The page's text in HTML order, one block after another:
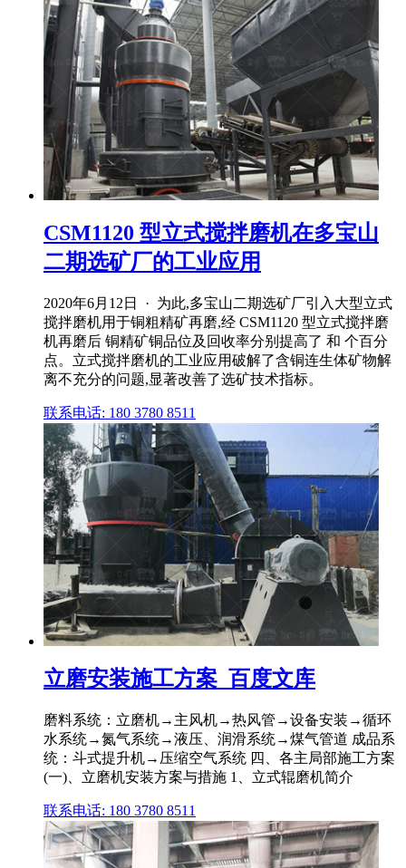
CSM1120 型立式搅拌磨机在多宝山
二期选矿厂的工业应用
2020年6月12日 · 为此,多宝山二期选矿厂引入大型立式
搅拌磨机用于铜粗精矿再磨,经 CSM1120 型立式搅拌磨
机再磨后 铜精矿铜品位及回收率分别提高了 和 个百分
点。立式搅拌磨机的工业应用破解了含铜连生体矿物解
离不充分的问题,显著改善了选矿技术指标。
联系电话: 180 3780 8511
立磨安装施工方案_百度文库
磨料系统：立磨机→主风机→热风管→设备安装→循环
水系统→氮气系统→液压、润滑系统→煤气管道 成品系
统：斗式提升机→压缩空气系统 四、各主局部施工方案
(一)、立磨机安装方案与措施 1、立式辊磨机简介
联系电话: 180 3780 8511